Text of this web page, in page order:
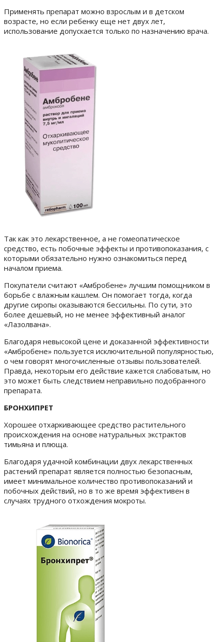
Применять препарат можно взрослым и в детском
возрасте, но если ребенку еще нет двух лет,
использование допускается только по назначению врача.
Так как это лекарственное, а не гомеопатическое
средство, есть побочные эффекты и противопоказания, с
которыми обязательно нужно ознакомиться перед
началом приема.
Покупатели считают «Амбробене» лучшим помощником в
борьбе с влажным кашлем. Он помогает тогда, когда
другие сиропы оказываются бессильны. По сути, это
более дешевый, но не менее эффективный аналог
«Лазолвана».
Благодаря невысокой цене и доказанной эффективности
«Амбробене» пользуется исключительной популярностью,
о чем говорят многочисленные отзывы пользователей.
Правда, некоторым его действие кажется слабоватым, но
это может быть следствием неправильно подобранного
препарата.
БРОНХИПРЕТ
Хорошее отхаркивающее средство растительного
происхождения на основе натуральных экстрактов
тимьяна и плюща.
Благодаря удачной комбинации двух лекарственных
растений препарат является полностью безопасным,
имеет минимальное количество противопоказаний и
побочных действий, но в то же время эффективен в
случаях трудного отхождения мокроты.